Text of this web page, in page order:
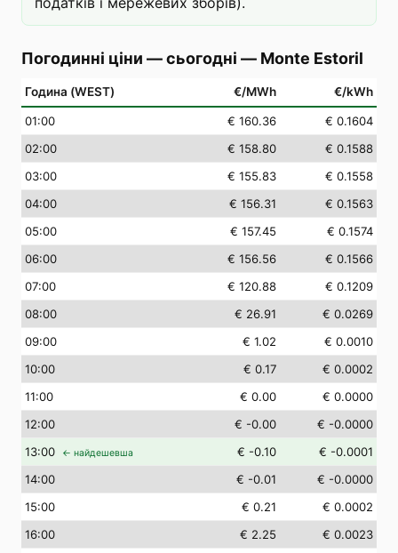
Погодинні ціни — сьогодні — Monte Estoril
Година (WEST) €/MWh €/kWh
01:00 € 160.36
€ 0.1604
02:00 € 158.80
€ 0.1588
03:00 € 155.83
€ 0.1558
04:00 € 156.31
€ 0.1563
05:00 € 157.45
€ 0.1574
06:00 € 156.56
€ 0.1566
07:00 € 120.88
€ 0.1209
08:00 € 26.91
€ 0.0269
09:00 € 1.02
€ 0.0010
10:00 € 0.17
€ 0.0002
11:00 € 0.00
€ 0.0000
12:00 € -0.00
€ -0.0000
13:00 ← найдешевша € -0.10
€ -0.0001
14:00 € -0.01
€ -0.0000
15:00 € 0.21
€ 0.0002
16:00 € 2.25
€ 0.0023